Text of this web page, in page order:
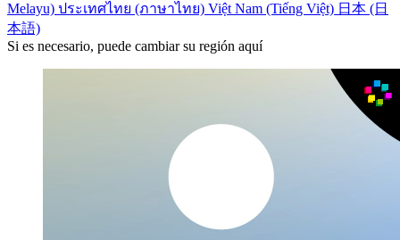
Melayu) ประเทศไทย (ภาษาไทย) Việt Nam (Tiếng Việt) 日本 (日
本語)
Si es necesario, puede cambiar su región aquí